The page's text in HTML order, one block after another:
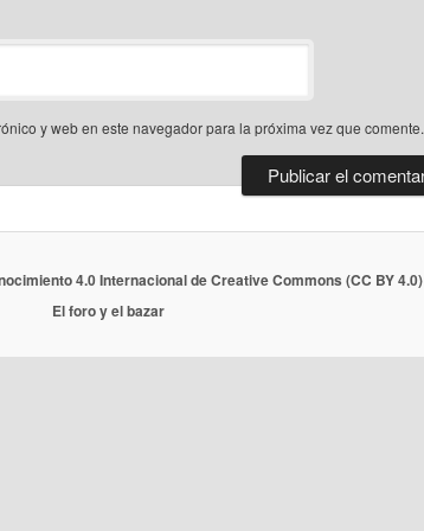
y web en este navegador para la próxima vez que comente.
4.0 Internacional de Creative Commons (CC BY 4.0)
El foro y el bazar